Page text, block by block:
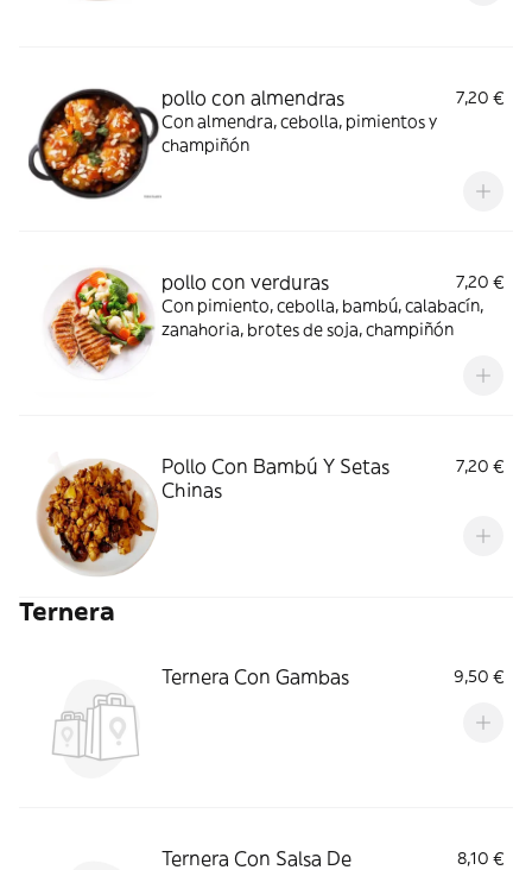
pollo con almendras
7,20 €
Con almendra, cebolla, pimientos y
champiñón
pollo con verduras
7,20 €
Con pimiento, cebolla, bambú, calabacín,
zanahoria, brotes de soja, champiñón
Pollo Con Bambú Y Setas
Chinas
7,20 €
Ternera
Ternera Con Gambas 9,50 €
Ternera Con Salsa De 8,10 €